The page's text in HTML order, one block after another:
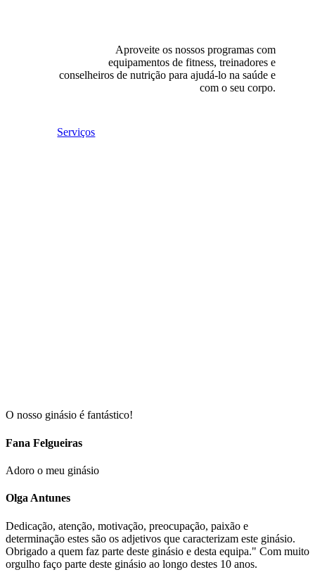
Aproveite os nossos programas com
equipamentos de fitness, treinadores e
conselheiros de nutrição para ajudá-lo na saúde e
com o seu corpo.
Serviços
O nosso ginásio é fantástico!
Fana Felgueiras
Adoro o meu ginásio
Olga Antunes
Dedicação, atenção, motivação, preocupação, paixão e
determinação estes são os adjetivos que caracterizam este ginásio.
Obrigado a quem faz parte deste ginásio e desta equipa." Com muito
orgulho faço parte deste ginásio ao longo destes 10 anos.